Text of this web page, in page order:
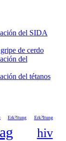
del SIDA
de cerdo
del
del tétanos
Erk?ltung Erk?ltung
hiv